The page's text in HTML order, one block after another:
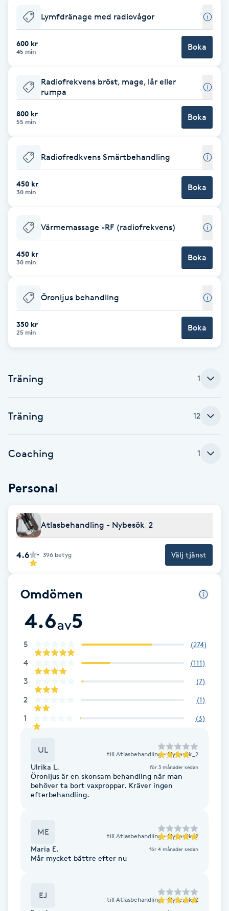
Gua Sha-massage
Hatha Yoga
Headspa
Healing
HIFU
Hot Stone Massage
Hot yoga
Hudvård
Hyperhidros
Hårborttagning
Hårbottenbehandling
Hårförlängning
Hälsa
Hälsprickor
Idrottsmassage
IPL hårborttagning
IR-massage
Japansk massage
Keratinbehandling
Lymfdränage med radiovågor
600 kr
45 min Boka
Radiofrekvens bröst, mage, lår eller
rumpa
800 kr
55 min Boka
Radiofredkvens Smärtbehandling
450 kr
30 min Boka
Värmemassage -RF (radiofrekvens)
450 kr
30 min Boka
Öronljus behandling
350 kr
25 min Boka
Träning 1
Träning 12
Coaching 1
Personal
Atlasbehandling - Nybesök_2
4.6 396 betyg Välj tjänst
Omdömen
4.6av5
5 (274)
4 (111)
3 (7)
2 (1)
1 (3)
UL till Atlasbehandling - Nybesök_2
Ulrika L. för 3 månader sedan
Öronljus är en skonsam behandling när man
behöver ta bort vaxproppar. Kräver ingen
efterbehandling.
ME till Atlasbehandling - Nybesök_2
Maria E. för 4 månader sedan
Mår mycket bättre efter nu
EJ till Atlasbehandling - Nybesök_2